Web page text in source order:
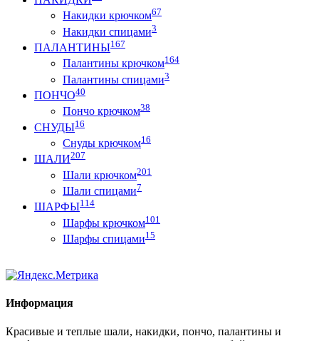
Накидки крючком67
Накидки спицами3
ПАЛАНТИНЫ167
Палантины крючком164
Палантины спицами3
ПОНЧО40
Пончо крючком38
СНУДЫ16
Снуды крючком16
ШАЛИ207
Шали крючком201
Шали спицами7
ШАРФЫ114
Шарфы крючком101
Шарфы спицами15
Информация
Красивые и теплые шали, накидки, пончо, палантины и